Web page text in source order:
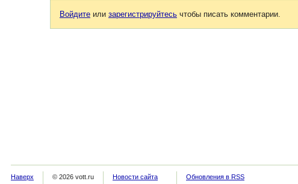
Войдите или зарегистрируйтесь чтобы писать комментарии.
Наверх © 2026 vott.ru Новости сайта Обновления в RSS